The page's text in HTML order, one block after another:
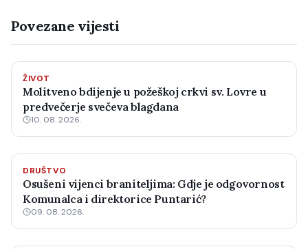
Povezane vijesti
ŽIVOT
Molitveno bdijenje u požeškoj crkvi sv. Lovre u
predvečerje svečeva blagdana
10. 08. 2026.
DRUŠTVO
Osušeni vijenci braniteljima: Gdje je odgovornost
Komunalca i direktorice Puntarić?
09. 08. 2026.